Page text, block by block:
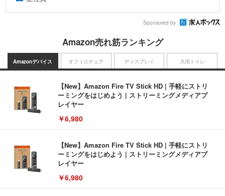
Sponsored by
Amazon売れ筋ランキング
Amazonデバイス
【New】Amazon Fire TV Stick HD | 手軽にストリ
ーミングをはじめよう | ストリーミングメディアプ
レイヤー
￥6,980
【New】Amazon Fire TV Stick HD | 手軽にストリ
ーミングをはじめよう | ストリーミングメディアプ
レイヤー
￥6,980
オフィスチェア ディスプレイ 犬用トイレ